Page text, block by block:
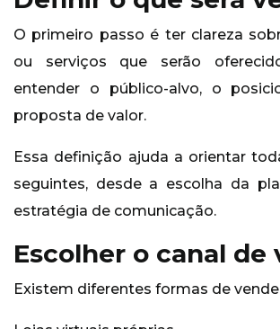
O primeiro passo é ter clareza
ou serviços que serão
entender o público-alvo, o
proposta de valor.
Essa definição ajuda a orientar
seguintes, desde a escolha da
estratégia de comunicação.
Escolher o canal de
Existem diferentes formas de